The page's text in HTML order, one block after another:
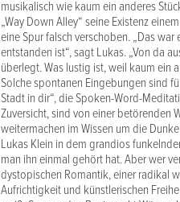
musikalisch wie kaum ein anderes
„Way Down Alley“ seine Existenz
eine Spur falsch verschoben. „Das
entstanden ist“, sagt Lukas. „Von da
überlegt. Was lustig ist, weil kaum ein
Solche spontanen Eingebungen sind
Stadt in dir“, die Spoken-Word-
Zuversicht, sind von einer betörenden
weitermachen im Wissen um die
Lukas Klein in dem grandios
man ihn einmal gehört hat. Aber wer
dystopischen Romantik, einer radikal
Aufrichtigkeit und künstlerischen